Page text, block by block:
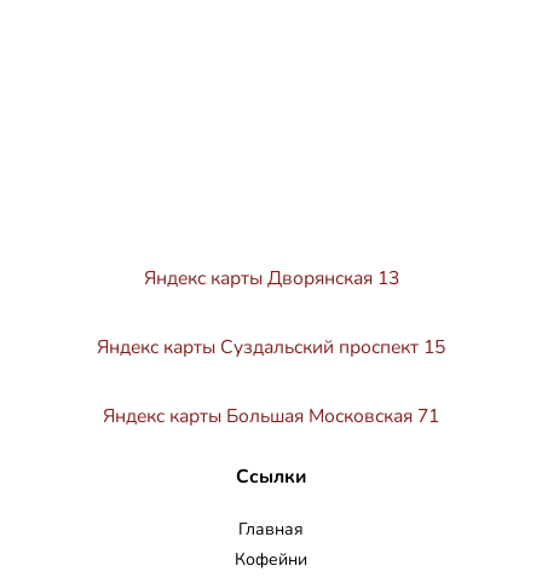
Яндекс карты Дворянская 13
Яндекс карты Суздальский проспект 15
Яндекс карты Большая Московская 71
Ссылки
Главная
Кофейни